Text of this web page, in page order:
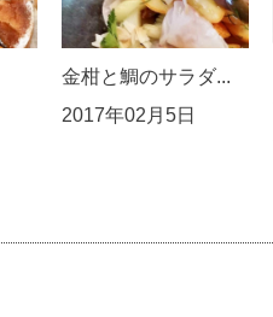
金柑と鯛のサラダ...
2017年02月5日